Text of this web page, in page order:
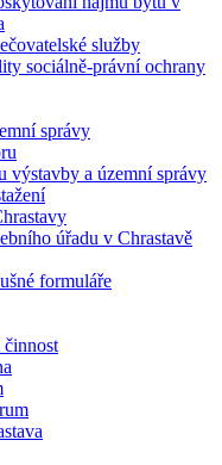
služby
sociálně-právní ochrany
správy
výstavby a územní správy
úřadu v Chrastavě
formuláře